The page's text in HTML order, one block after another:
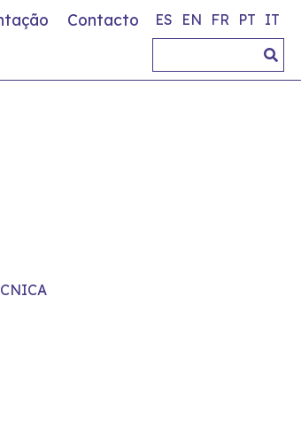
Contacto ES EN FR PT IT